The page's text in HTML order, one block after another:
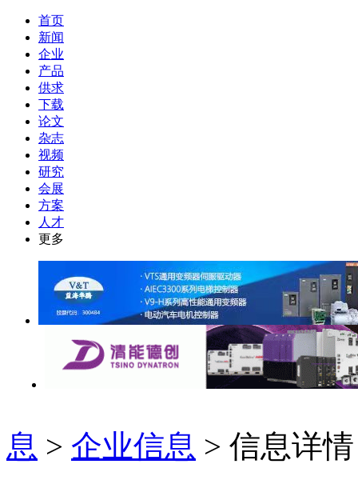
首页
新闻
企业
产品
供求
下载
论文
杂志
视频
研究
会展
方案
人才
更多
息 > 企业信息 > 信息详情